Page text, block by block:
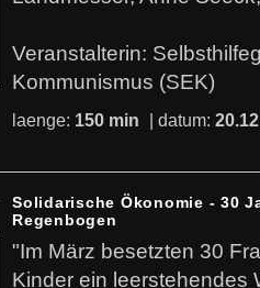
Veranstalterin:
Kommunismus (SEK)
laenge: 150 min | datum:
Solidarische Ökonomie - 30
Regenbogen
"Im März besetzten 30
Kinder ein leerstehendes